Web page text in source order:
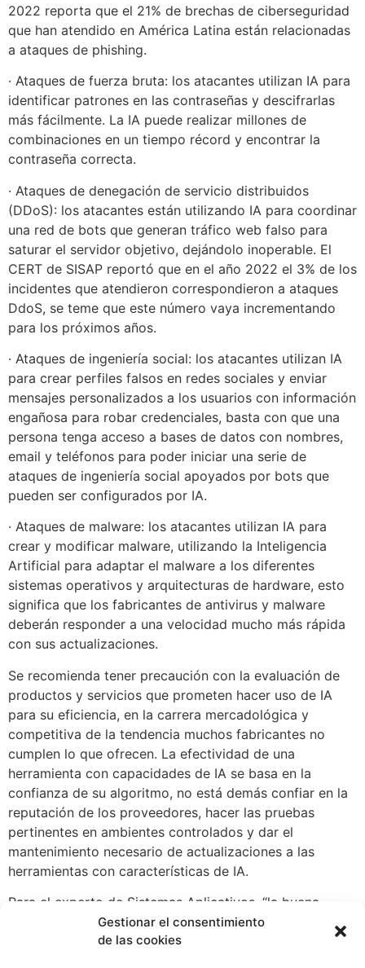
Gestionar el consentimiento
de las cookies
2022 reporta que el 21% de brechas de ciberseguridad
que han atendido en América Latina están relacionadas
a ataques de phishing.
· Ataques de fuerza bruta: los atacantes utilizan IA para
identificar patrones en las contraseñas y descifrarlas
más fácilmente. La IA puede realizar millones de
combinaciones en un tiempo récord y encontrar la
contraseña correcta.
· Ataques de denegación de servicio distribuidos
(DDoS): los atacantes están utilizando IA para coordinar
una red de bots que generan tráfico web falso para
saturar el servidor objetivo, dejándolo inoperable. El
CERT de SISAP reportó que en el año 2022 el 3% de los
incidentes que atendieron correspondieron a ataques
DdoS, se teme que este número vaya incrementando
para los próximos años.
· Ataques de ingeniería social: los atacantes utilizan IA
para crear perfiles falsos en redes sociales y enviar
mensajes personalizados a los usuarios con información
engañosa para robar credenciales, basta con que una
persona tenga acceso a bases de datos con nombres,
email y teléfonos para poder iniciar una serie de
ataques de ingeniería social apoyados por bots que
pueden ser configurados por IA.
· Ataques de malware: los atacantes utilizan IA para
crear y modificar malware, utilizando la Inteligencia
Artificial para adaptar el malware a los diferentes
sistemas operativos y arquitecturas de hardware, esto
significa que los fabricantes de antivirus y malware
deberán responder a una velocidad mucho más rápida
con sus actualizaciones.
Se recomienda tener precaución con la evaluación de
productos y servicios que prometen hacer uso de IA
para su eficiencia, en la carrera mercadológica y
competitiva de la tendencia muchos fabricantes no
cumplen lo que ofrecen. La efectividad de una
herramienta con capacidades de IA se basa en la
confianza de su algoritmo, no está demás confiar en la
reputación de los proveedores, hacer las pruebas
pertinentes en ambientes controlados y dar el
mantenimiento necesario de actualizaciones a las
herramientas con características de IA.
Para el experto de Sistemas Aplicativos, “la buena
noticia es que los fabricantes de soluciones de
Ciberseguridad también están empleando Inteligencia